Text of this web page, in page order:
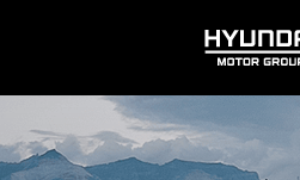
HYUNDAI
MOTOR
GROUP